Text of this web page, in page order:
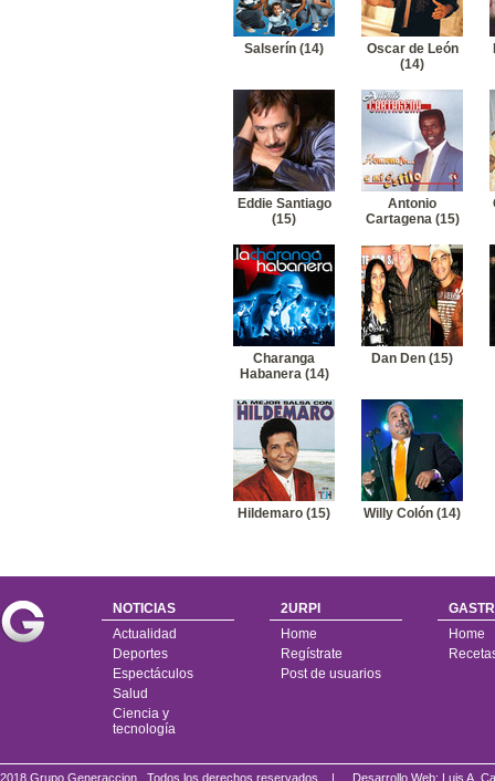
Salserín (14)
Oscar de León
(14)
Eddie Santiago
(15)
Antonio
Cartagena (15)
Charanga
Habanera (14)
Dan Den (15)
Hildemaro (15) Willy Colón (14)
NOTICIAS
Actualidad
Deportes
Espectáculos
Salud
Ciencia y
tecnología
2URPI
Home
Regístrate
Post de usuarios
Home
2018 Grupo Generaccion . Todos los derechos reservados | Desarrollo Web: Luis